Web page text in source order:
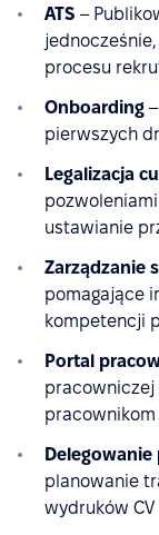
ATS –
procesu
Onboarding
pierwszych
Legalizacja
ustawianie
Zarządzanie
pomagające
kompetencji
Portal
pracowniczej
pracownikom
planowanie
wydruków